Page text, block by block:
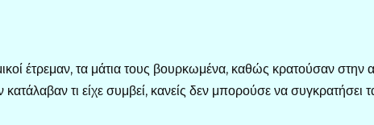
έτρεμαν, τα μάτια τους βουρκωμένα, καθώς κρατούσαν στην
τι είχε συμβεί, κανείς δεν μπορούσε να συγκρατήσει